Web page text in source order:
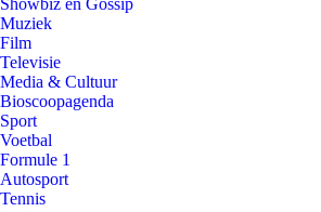
Showbiz en Gossip
Muziek
Film
Televisie
Media & Cultuur
Bioscoopagenda
Sport
Voetbal
Formule 1
Autosport
Tennis